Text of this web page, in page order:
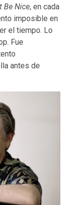
Be Nice, en cada
imposible en
el tiempo. Lo
Fue
antes de